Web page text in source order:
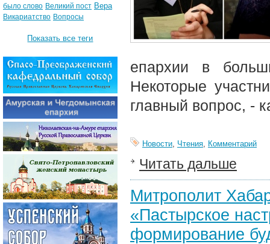
епархии в
Некоторые
главный вопрос, -
Новости, Чтения, Комментарий
Читать дальше
Митрополит
«Пастырское
формирование
было слово Великий пост Вера
Викариатство Вопросы
Показать все теги